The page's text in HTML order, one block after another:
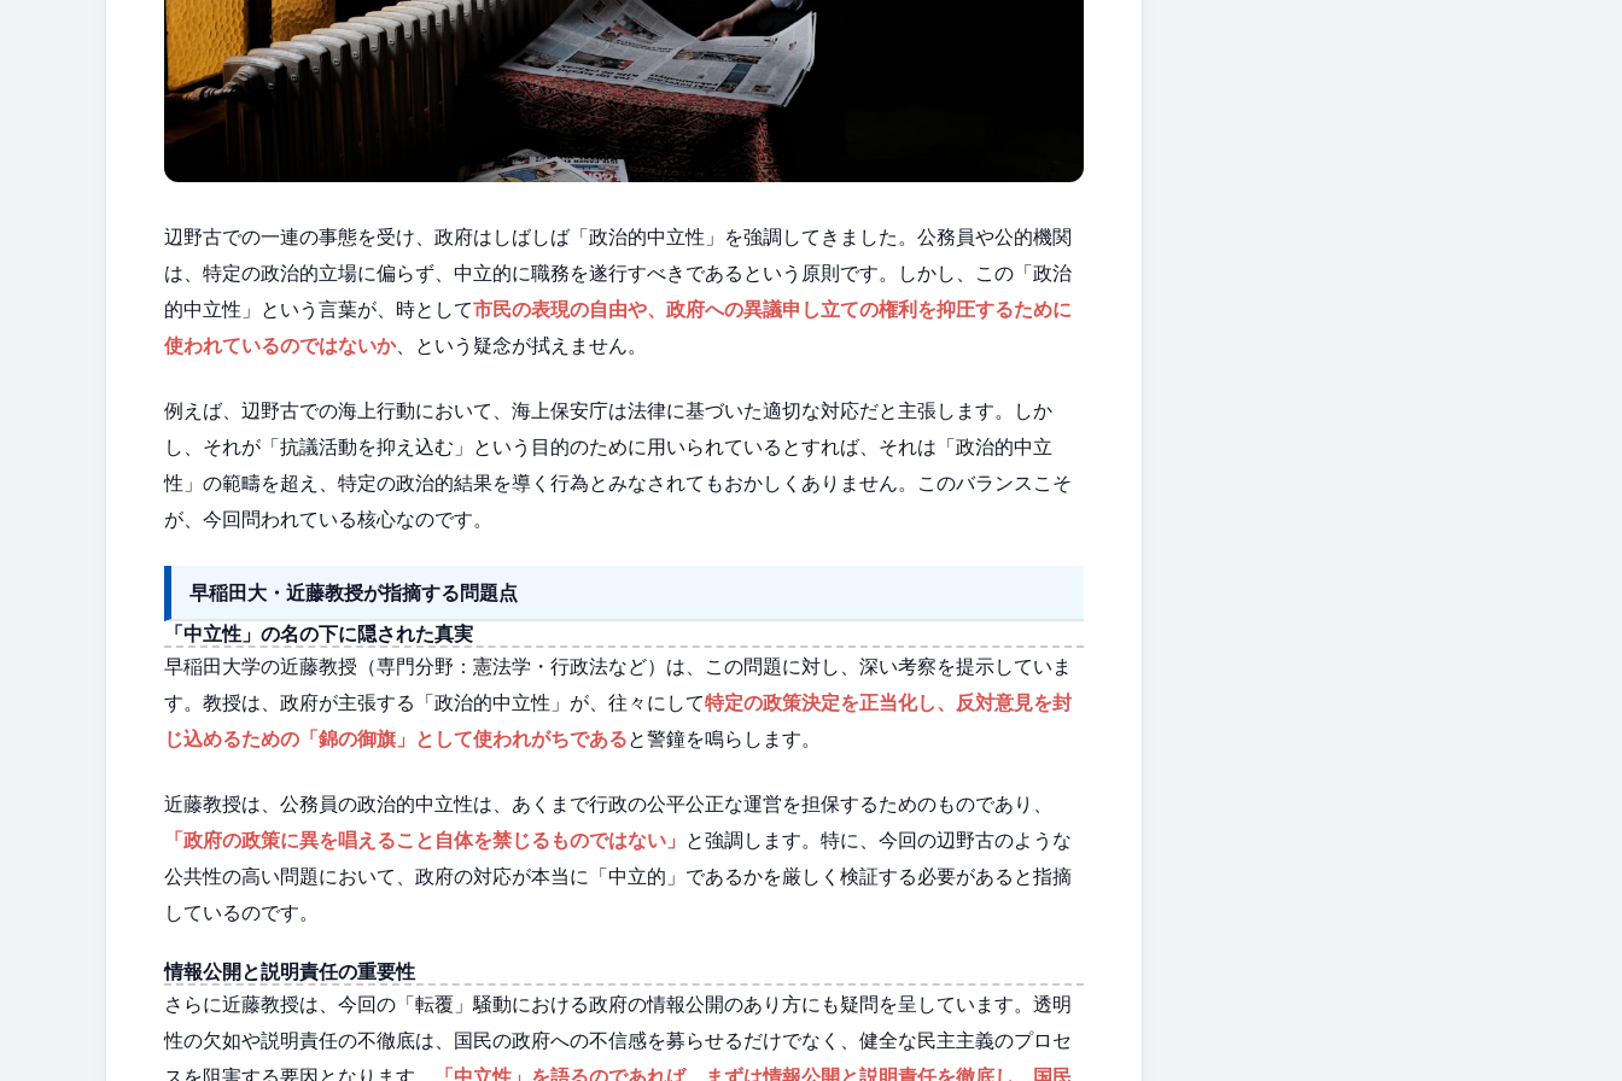
辺野古での一連の事態を受け、政府はしばしば「政治的中立性」を強調してきました。公務員や公的機関
は、特定の政治的立場に偏らず、中立的に職務を遂行すべきであるという原則です。しかし、この「政治
的中立性」という言葉が、時として市民の表現の自由や、政府への異議申し立ての権利を抑圧するために
使われているのではないか、という疑念が拭えません。
例えば、辺野古での海上行動において、海上保安庁は法律に基づいた適切な対応だと主張します。しか
し、それが「抗議活動を抑え込む」という目的のために用いられているとすれば、それは「政治的中立
性」の範疇を超え、特定の政治的結果を導く行為とみなされてもおかしくありません。このバランスこそ
が、今回問われている核心なのです。
早稲田大・近藤教授が指摘する問題点
「中立性」の名の下に隠された真実
早稲田大学の近藤教授（専門分野：憲法学・行政法など）は、この問題に対し、深い考察を提示していま
す。教授は、政府が主張する「政治的中立性」が、往々にして特定の政策決定を正当化し、反対意見を封
じ込めるための「錦の御旗」として使われがちであると警鐘を鳴らします。
近藤教授は、公務員の政治的中立性は、あくまで行政の公平公正な運営を担保するためのものであり、
「政府の政策に異を唱えること自体を禁じるものではない」 と強調します。特に、今回の辺野古のような
公共性の高い問題において、政府の対応が本当に「中立的」であるかを厳しく検証する必要があると指摘
しているのです。
情報公開と説明責任の重要性
さらに近藤教授は、今回の「転覆」騒動における政府の情報公開のあり方にも疑問を呈しています。透明
性の欠如や説明責任の不徹底は、国民の政府への不信感を募らせるだけでなく、健全な民主主義のプロセ